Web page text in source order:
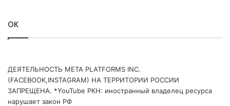
OK
ДЕЯТЕЛЬНОСТЬ МЕТА PLATFORMS INC.
(FACEBOOK,INSTAGRAM) НА ТЕРРИТОРИИ РОССИИ
ЗАПРЕЩЕНА. *YouTube РКН: иностранный владелец ресурса
нарушает закон РФ